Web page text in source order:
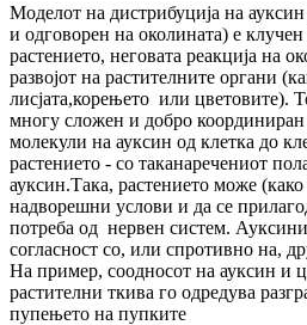
Моделот на дистрибуција на
и одговорен на околината) е клучен
растението, неговата реакција на
развојот на растителните органи
лисјата,корењето или цветовите).
многу сложен и добро координиран
молекули на ауксин од клетка до
растението - со таканаречениот
ауксин.Така, растението може
надворешни услови и да се
потреба од нервен систем.
согласност со, или спротивно на,
На пример, соодносот на ауксин и
растителни ткива го одредува
пупењето на пупките